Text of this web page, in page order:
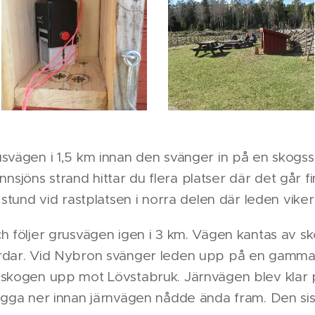
i 1,5 km innan den svänger in på en
strand hittar du flera platser där det går
vid rastplatsen i norra delen där leden
följer grusvägen igen i 3 km. Vägen kantas av
Vid Nybron svänger leden upp på en
upp mot Lövstabruk. Järnvägen blev klar
ner innan järnvägen nådde ända fram. Den